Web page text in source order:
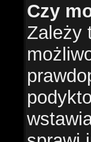
Czy
Zależy